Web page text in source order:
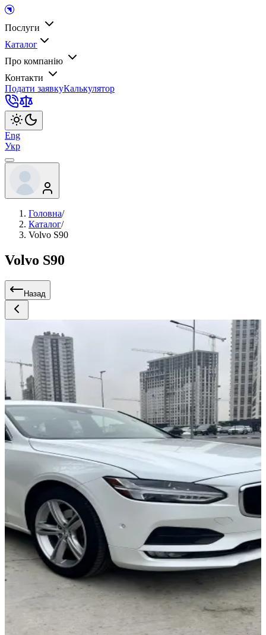
Послуги
Каталог
Про компанію
Контакти
Подати заявкуКалькулятор
Eng
Укр
Головна/
Каталог/
Volvo S90
Volvo S90
Назад